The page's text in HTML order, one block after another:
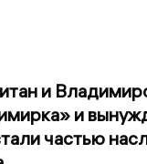
и
и
частью